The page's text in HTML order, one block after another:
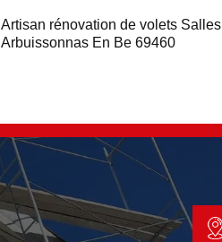
Artisan rénovation de volets Salles
Arbuissonnas En Be 69460